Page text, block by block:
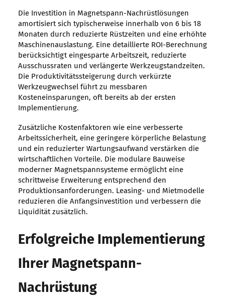
Die Investition in Magnetspann-Nachrüstlösungen
amortisiert sich typischerweise innerhalb von 6 bis 18
Monaten durch reduzierte Rüstzeiten und eine erhöhte
Maschinenauslastung. Eine detaillierte ROI-Berechnung
berücksichtigt eingesparte Arbeitszeit, reduzierte
Ausschussraten und verlängerte Werkzeugstandzeiten.
Die Produktivitätssteigerung durch verkürzte
Werkzeugwechsel führt zu messbaren
Kosteneinsparungen, oft bereits ab der ersten
Implementierung.
Zusätzliche Kostenfaktoren wie eine verbesserte
Arbeitssicherheit, eine geringere körperliche Belastung
und ein reduzierter Wartungsaufwand verstärken die
wirtschaftlichen Vorteile. Die modulare Bauweise
moderner Magnetspannsysteme ermöglicht eine
schrittweise Erweiterung entsprechend den
Produktionsanforderungen. Leasing- und Mietmodelle
reduzieren die Anfangsinvestition und verbessern die
Liquidität zusätzlich.
Erfolgreiche Implementierung
Ihrer Magnetspann-
Nachrüstung